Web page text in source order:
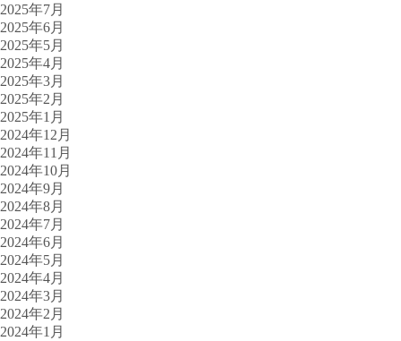
2025年7月
2025年6月
2025年5月
2025年4月
2025年3月
2025年2月
2025年1月
2024年12月
2024年11月
2024年10月
2024年9月
2024年8月
2024年7月
2024年6月
2024年5月
2024年4月
2024年3月
2024年2月
2024年1月